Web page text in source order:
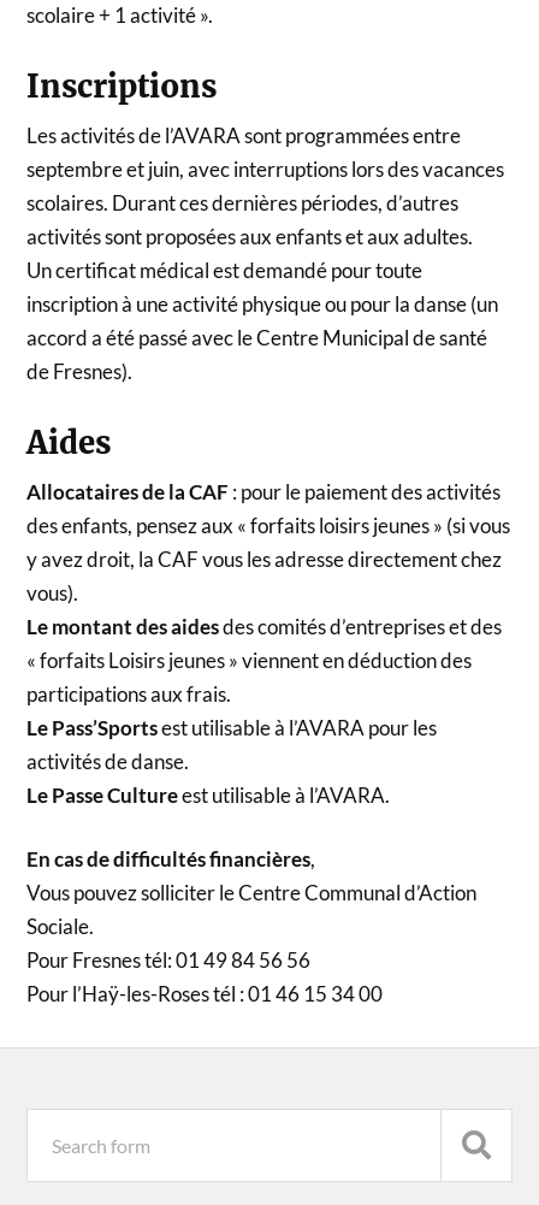
scolaire + 1 activité ».
Inscriptions
Les activités de l’AVARA sont programmées entre
septembre et juin, avec interruptions lors des vacances
scolaires. Durant ces dernières périodes, d’autres
activités sont proposées aux enfants et aux adultes.
Un certificat médical est demandé pour toute
inscription à une activité physique ou pour la danse (un
accord a été passé avec le Centre Municipal de santé
de Fresnes).
Aides
Allocataires de la CAF : pour le paiement des activités
des enfants, pensez aux « forfaits loisirs jeunes » (si vous
y avez droit, la CAF vous les adresse directement chez
vous).
Le montant des aidesdes comités d’entreprises et des
« forfaits Loisirs jeunes » viennent en déduction des
participations aux frais.
Le Pass’Sportsest utilisable à l’AVARA pour les
activités de danse.
Le Passe Cultureest utilisable à l’AVARA.
En cas de difficultés financières,
Vous pouvez solliciter le Centre Communal d’Action
Sociale.
Pour Fresnes tél: 01 49 84 56 56
Pour l’Haÿ-les-Roses tél : 01 46 15 34 00